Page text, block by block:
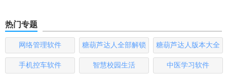
热门专题
网络管理软件
糖葫芦达人全部解锁
版
糖葫芦达人版本大全
手机控车软件 智慧校园生活 中医学习软件